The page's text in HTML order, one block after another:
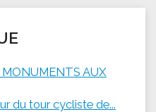
AUX
du tour cycliste de...